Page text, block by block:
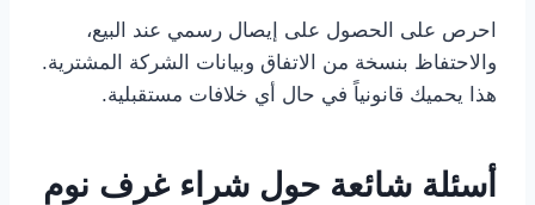
احرص على الحصول على إيصال رسمي عند البيع،
والاحتفاظ بنسخة من الاتفاق وبيانات الشركة المشترية.
هذا يحميك قانونياً في حال أي خلافات مستقبلية.
أسئلة شائعة حول شراء غرف نوم